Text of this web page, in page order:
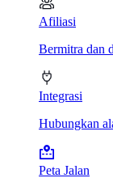
Afiliasi
Bermitra dan
Integrasi
Hubungkan
Peta Jalan